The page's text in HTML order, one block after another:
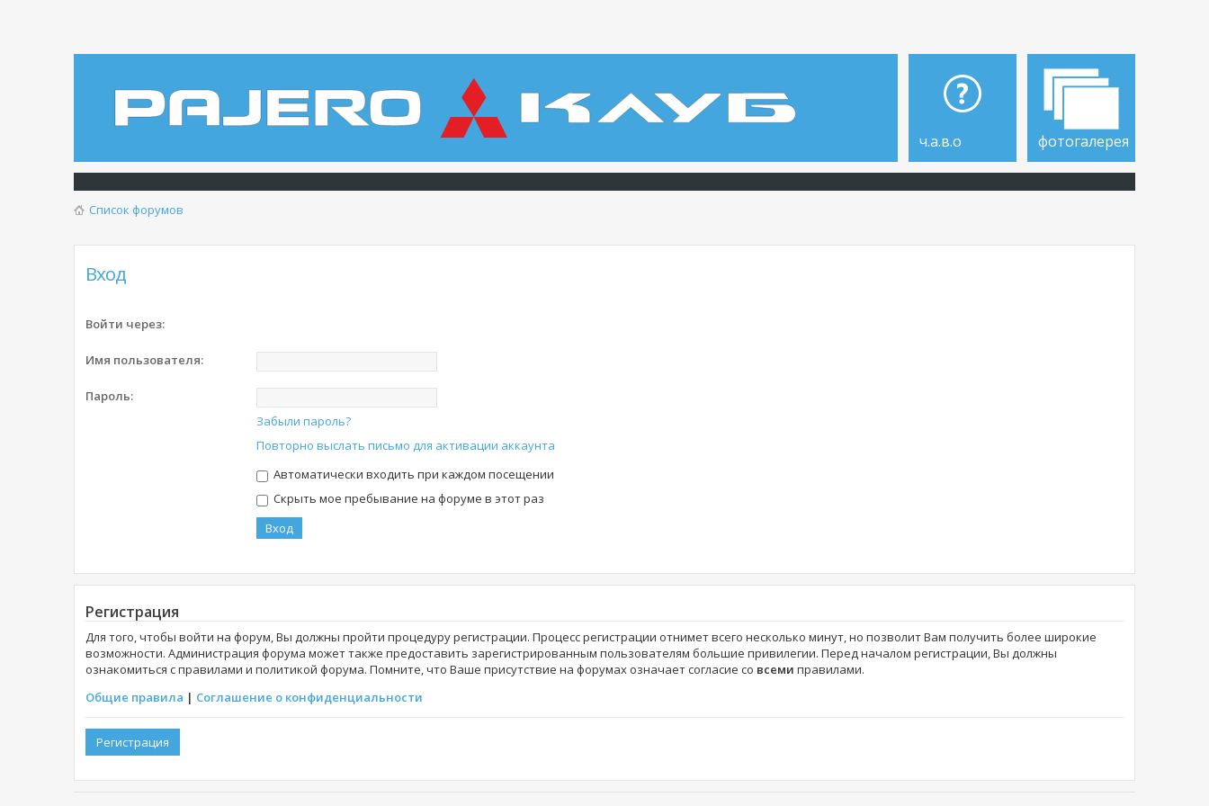
ч.а.в.о фотогалерея
Список форумов
Вход
Войти через:
Имя пользователя:
Пароль:
Забыли пароль?
Повторно выслать письмо для активации аккаунта
Автоматически входить при каждом посещении
Скрыть мое пребывание на форуме в этот раз
Регистрация
Для того, чтобы войти на форум, Вы должны пройти процедуру регистрации. Процесс регистрации отнимет всего несколько минут, но позволит Вам получить более широкие
возможности. Администрация форума может также предоставить зарегистрированным пользователям большие привилегии. Перед началом регистрации, Вы должны
ознакомиться с правилами и политикой форума. Помните, что Ваше присутствие на форумах означает согласие со всеми правилами.
Общие правила | Соглашение о конфиденциальности
Регистрация